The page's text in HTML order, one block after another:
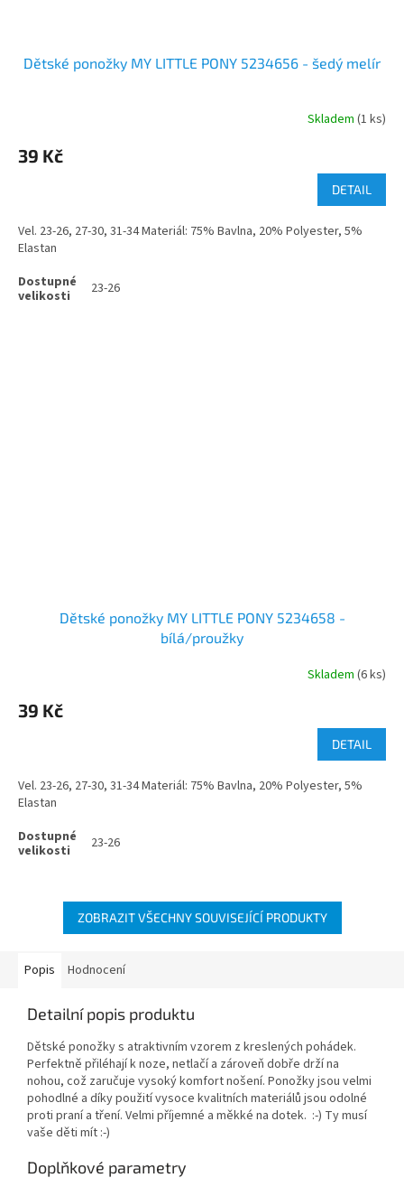
Dětské ponožky MY LITTLE PONY 5234656 - šedý melír
Skladem (1 ks)
39 Kč
DETAIL
Vel. 23-26, 27-30, 31-34 Materiál: 75% Bavlna, 20% Polyester, 5%
Elastan
23-26
Dětské ponožky MY LITTLE PONY 5234658 -
bílá/proužky
Skladem (6 ks)
39 Kč
DETAIL
Vel. 23-26, 27-30, 31-34 Materiál: 75% Bavlna, 20% Polyester, 5%
Elastan
23-26
ZOBRAZIT VŠECHNY SOUVISEJÍCÍ PRODUKTY
Popis Hodnocení
Detailní popis produktu
Dětské ponožky s atraktivním vzorem z kreslených pohádek.
Perfektně přiléhají k noze, netlačí a zároveň dobře drží na
nohou, což zaručuje vysoký komfort nošení. Ponožky jsou velmi
pohodlné a díky použití vysoce kvalitních materiálů jsou odolné
proti praní a tření. Velmi příjemné a měkké na dotek. :-) Ty musí
vaše děti mít :-)
Doplňkové parametry